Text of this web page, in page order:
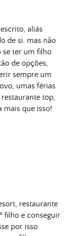
aliás
de si. mas não
se ter um filho
de opções,
sempre um
umas férias
top,
mais que isso!
restaurante
filho e conseguir
por isso